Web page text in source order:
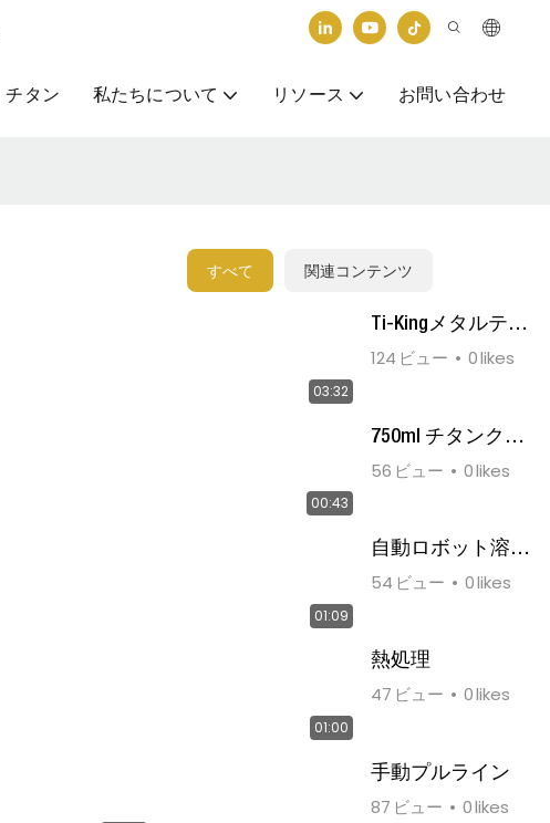
チタン 私たちについて リソース お問い合わせ
すべて 関連コンテンツ
03:32
Ti-Kingメタルテク
ノロジー
124 ビュー 0likes
00:43
750ml チタンクッ
キングカップ
56 ビュー 0likes
01:09
自動ロボット溶接
プロセス パート2
54 ビュー 0likes
01:00
熱処理
47 ビュー 0likes
手動プルライン
87 ビュー 0likes